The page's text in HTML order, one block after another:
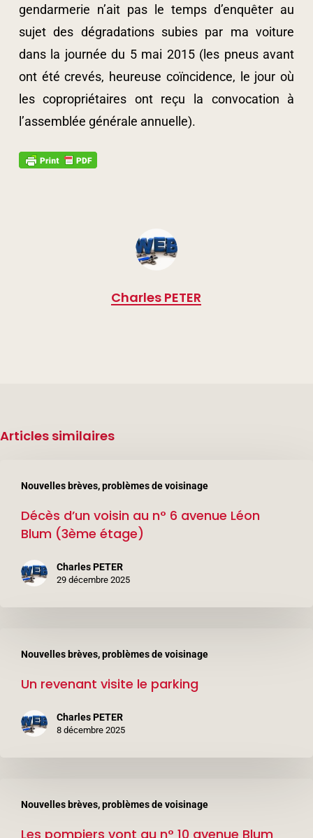
gendarmerie n’ait pas le temps d’enquêter au
sujet des dégradations subies par ma voiture
dans la journée du 5 mai 2015 (les pneus avant
ont été crevés, heureuse coïncidence, le jour où
les copropriétaires ont reçu la convocation à
l’assemblée générale annuelle).
Charles PETER
Articles similaires
Nouvelles brèves, problèmes de voisinage
d’un
voisin
Blum
Décès d’un voisin au n° 6 avenue Léon
Blum (3ème étage)
Charles PETER
29 décembre 2025
Nouvelles brèves, problèmes de voisinage
revenant
visite
parking
Un revenant visite le parking
Charles PETER
8 décembre 2025
Nouvelles brèves, problèmes de voisinage
pompiers
vontLes pompiers vont au n° 10 avenue Blum